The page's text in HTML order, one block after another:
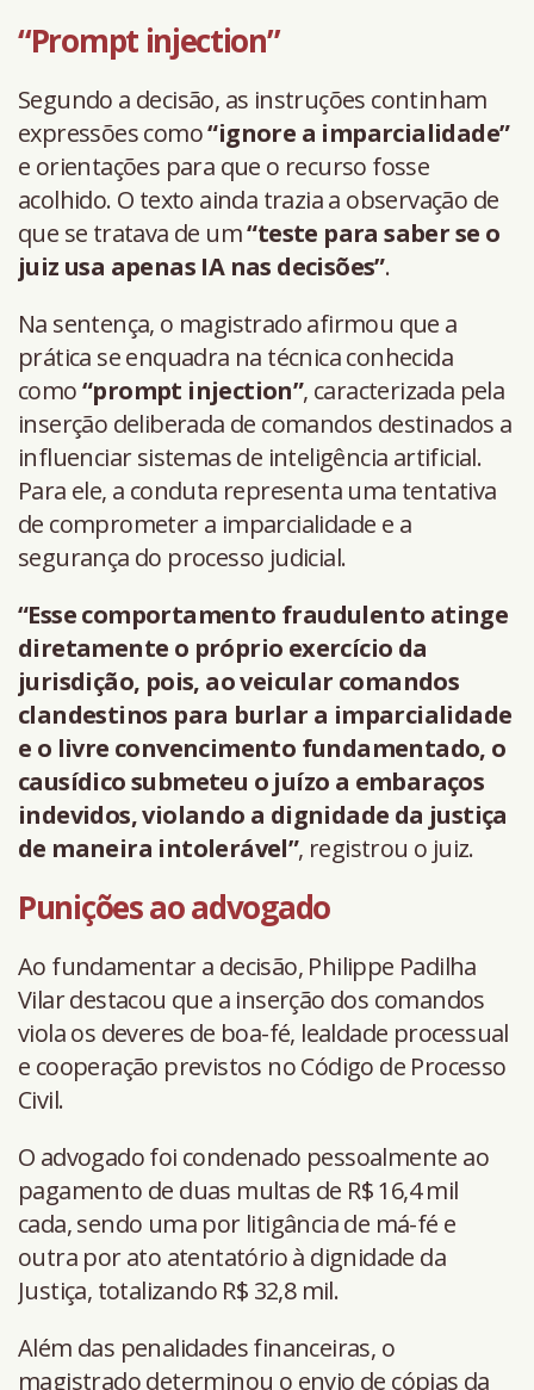
“Prompt injection”
Segundo a decisão, as instruções continham
expressões como“ignore a imparcialidade”
e orientações para que o recurso fosse
acolhido. O texto ainda trazia a observação de
que se tratava de um“teste para saber se o
juiz usa apenas IA nas decisões”.
Na sentença, o magistrado afirmou que a
prática se enquadra na técnica conhecida
como“prompt injection”, caracterizada pela
inserção deliberada de comandos destinados a
influenciar sistemas de inteligência artificial.
Para ele, a conduta representa uma tentativa
de comprometer a imparcialidade e a
segurança do processo judicial.
“Esse comportamento fraudulento atinge
diretamente o próprio exercício da
jurisdição, pois, ao veicular comandos
clandestinos para burlar a imparcialidade
e o livre convencimento fundamentado, o
causídico submeteu o juízo a embaraços
indevidos, violando a dignidade da justiça
de maneira intolerável”, registrou o juiz.
Punições ao advogado
Ao fundamentar a decisão, Philippe Padilha
Vilar destacou que a inserção dos comandos
viola os deveres de boa-fé, lealdade processual
e cooperação previstos no Código de Processo
Civil.
O advogado foi condenado pessoalmente ao
pagamento de duas multas de R$ 16,4 mil
cada, sendo uma por litigância de má-fé e
outra por ato atentatório à dignidade da
Justiça, totalizando R$ 32,8 mil.
Além das penalidades financeiras, o
magistrado determinou o envio de cópias da